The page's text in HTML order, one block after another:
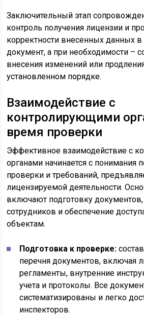
Заключительный этап
контроль получения лицензии и
корректности внесенных данных
документ, а при необходимости –
внесения изменений или
установленном порядке.
Взаимодействие с
контролирующими
время проверки
Эффективное взаимодействие с
органами начинается с понимания
проверки и требований,
лицензируемой деятельности.
включают подготовку
сотрудников и обеспечение
объектам.
Подготовка к проверке:
перечня документов, включая
регламенты, внутренние
учета и протоколы. Все
систематизированы и легко
инспекторов.